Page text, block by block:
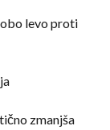
levo proti
zmanjša